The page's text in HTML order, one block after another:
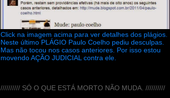
Click na imagem acima para ver detalhes dos plágios.
Neste último PLÁGIO Paulo Coelho pediu desculpas.
Mas não tocou nos casos anteriores. Por isso estou
movendo AÇÃO JUDICIAL contra ele.
////////// SÓ O QUE ESTÁ MORTO NÃO MUDA. //////////